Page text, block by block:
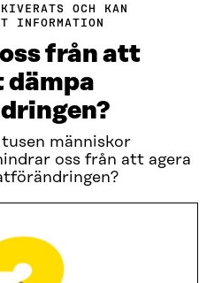
OCH KAN
INFORMATION
från att
dämpa
människor
oss från att agera